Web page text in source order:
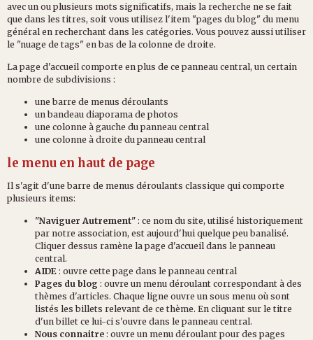
avec un ou plusieurs mots significatifs, mais la recherche ne se fait
que dans les titres, soit vous utilisez l'item "pages du blog" du menu
général en recherchant dans les catégories. Vous pouvez aussi utiliser
le "nuage de tags" en bas de la colonne de droite.
La page d'accueil comporte en plus de ce panneau central, un certain
nombre de subdivisions :
une barre de menus déroulants
un bandeau diaporama de photos
une colonne à gauche du panneau central
une colonne à droite du panneau central
le menu en haut de page
Il s'agit d'une barre de menus déroulants classique qui comporte
plusieurs items:
"Naviguer Autrement" : ce nom du site, utilisé historiquement
par notre association, est aujourd'hui quelque peu banalisé.
Cliquer dessus ramène la page d'accueil dans le panneau
central.
AIDE : ouvre cette page dans le panneau central
Pages du blog : ouvre un menu déroulant correspondant à des
thèmes d'articles. Chaque ligne ouvre un sous menu où sont
listés les billets relevant de ce thème. En cliquant sur le titre
d'un billet ce lui-ci s'ouvre dans le panneau central.
Nous connaitre : ouvre un menu déroulant pour des pages